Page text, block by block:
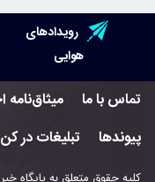
هوش مصنوعی وارد تعمیر و
حمله هوایی به تأسیسات
استخدام در صنعت هوانوردی
رویدادهای
هوایی
تماس با ما
پیوندها
تبلیغات در کن
کلیه حقوق متعلق به پایگاه